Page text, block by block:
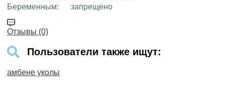
Беременным:
запрещено
Отзывы (0)
Пользователи также ищут:
амбене уколы